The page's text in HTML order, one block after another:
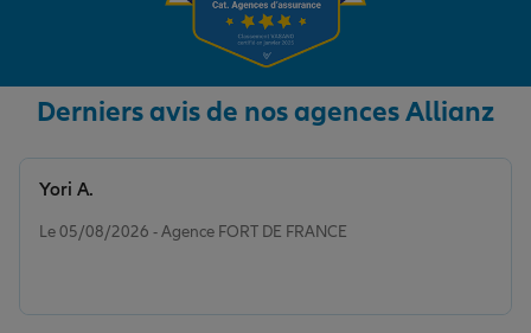
Derniers avis de nos agences Allianz
Le 05/08/2026 - Agence FORT DE FRANCE
Yori A.